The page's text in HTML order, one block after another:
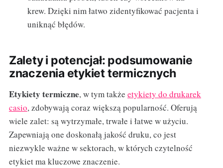
krew. Dzięki nim łatwo zidentyfikować pacjenta i
uniknąć błędów.
Zalety i potencjał: podsumowanie
znaczenia etykiet termicznych
Etykiety termiczne, w tym także etykiety do drukarek
casio, zdobywają coraz większą popularność. Oferują
wiele zalet: są wytrzymałe, trwałe i łatwe w użyciu.
Zapewniają one doskonałą jakość druku, co jest
niezwykle ważne w sektorach, w których czytelność
etykiet ma kluczowe znaczenie.